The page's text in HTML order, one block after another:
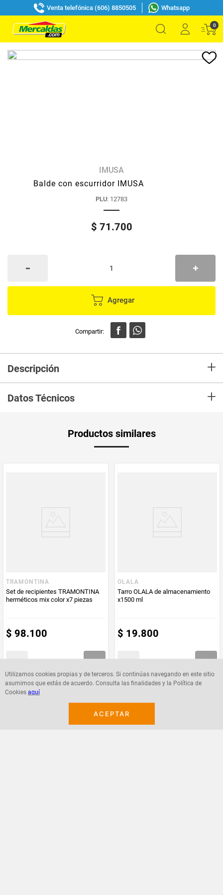
Venta telefónica (606) 8850505 Whatsapp
0
Utilizamos cookies propias y de terceros. Si continúas navegando en este sitio
asumimos que estás de acuerdo. Consulta las finalidades y la Política de
Cookies aquí
ACEPTAR
IMUSA
Balde con escurridor IMUSA
PLU: 12783
$ 71.700
Agregar
Descripción +
Datos Técnicos +
Productos similares
TRAMONTINA
Set de recipientes TRAMONTINA
herméticos mix color x7 piezas
$ 98.100
OLALA
Tarro OLALA de almacenamiento
x1500 ml
$ 19.800